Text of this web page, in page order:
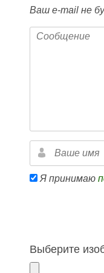
Ваш e-mail не
Я принимаю
Выберите